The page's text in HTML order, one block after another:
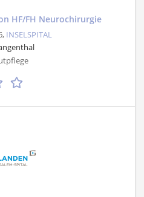
HF/FH Neurochirurgie
INSELSPITAL